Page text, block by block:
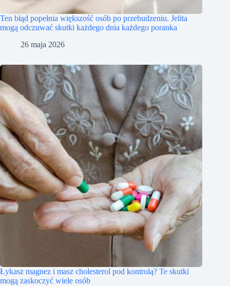
Ten błąd popełnia większość osób po przebudzeniu. Jelita
mogą odczuwać skutki każdego dnia każdego poranka
26 maja 2026
Łykasz magnez i masz cholesterol pod kontrolą? Te skutki
mogą zaskoczyć wiele osób